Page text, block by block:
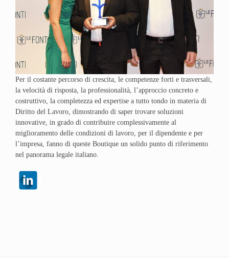
Per il costante percorso di crescita, le competenze forti e trasversali,
la velocità di risposta, la professionalità, l’approccio concreto e
costruttivo, la completezza ed expertise a tutto tondo in materia di
Diritto del Lavoro, dimostrando di saper trovare soluzioni
innovative, in grado di contribuire complessivamente al
miglioramento delle condizioni di lavoro, per il dipendente e per
l’impresa, fanno di queste Boutique un solido punto di riferimento
nel panorama legale italiano.